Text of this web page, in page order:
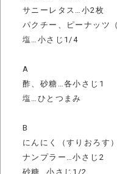
サニーレタス…小2枚
パクチー、ピーナッツ
塩…小さじ1/4
A
酢、砂糖…各小さじ1
塩…ひとつまみ
B
にんにく（すりおろす
ナンプラー…小さじ2
砂糖…小さじ1/2